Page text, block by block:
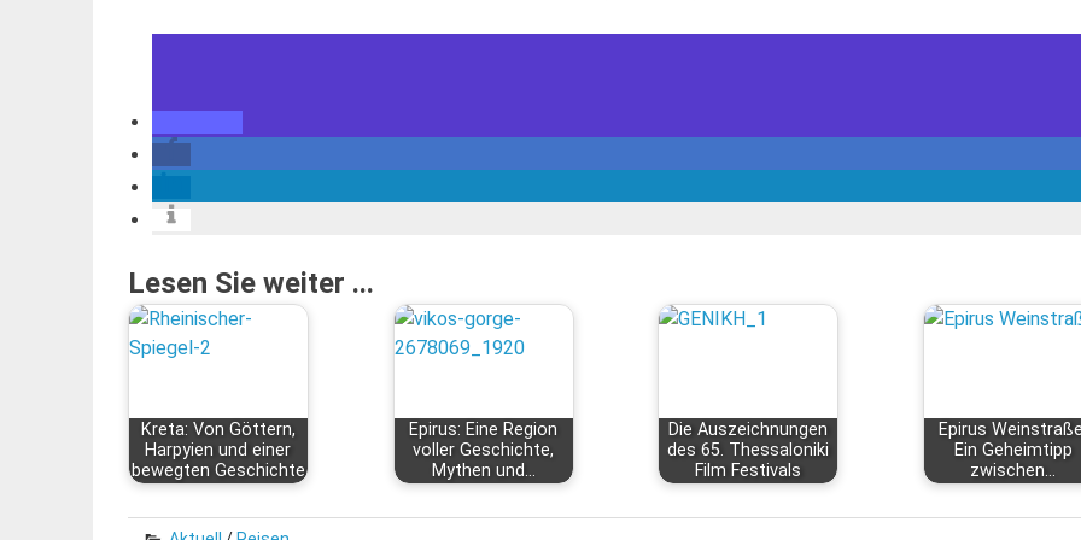
Lesen Sie weiter ...
Kreta: Von Göttern,
Harpyien und einer
bewegten Geschichte
Epirus: Eine Region
voller Geschichte,
Mythen und…
Die Auszeichnungen
des 65. Thessaloniki
Film Festivals
Epirus
Ein Geheimtipp
zwischen…